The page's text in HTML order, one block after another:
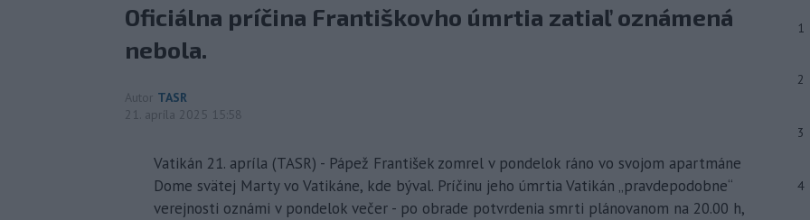
Oficiálna príčina Františkovho úmrtia zatiaľ oznámená
nebola.
Autor TASR
21. apríla 2025 15:58
Vatikán 21. apríla (TASR) - Pápež František zomrel v pondelok ráno vo svojom apartmáne
Dome svätej Marty vo Vatikáne, kde býval. Príčinu jeho úmrtia Vatikán „pravdepodobne“
verejnosti oznámi v pondelok večer - po obrade potvrdenia smrti plánovanom na 20.00 h,
1
2
3
4